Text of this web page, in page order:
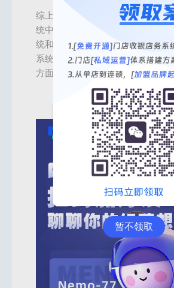
综上所述，选择好用的代理分销系
统中功能是否满足需求，也要进行
统和行业场景及需求的匹配，此外
系统易用性、功能全面性、技术支
方面的因素。
暂不领取